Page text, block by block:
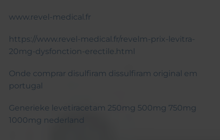
www.revel-medical.fr
https://www.revel-medical.fr/revelm-prix-levitra-
20mg-dysfonction-erectile.html
Onde comprar disulfiram dissulfiram original em
portugal
Generieke levetiracetam 250mg 500mg 750mg
1000mg nederland